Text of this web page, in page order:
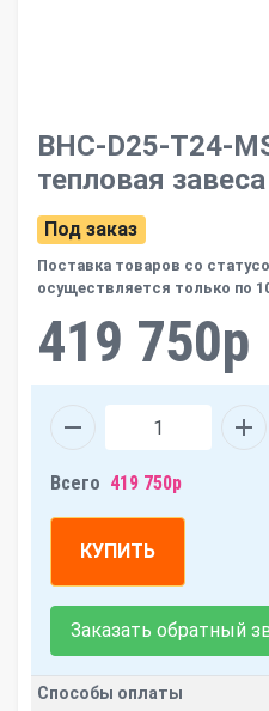
BHC-D25-T24-
тепловая завеса
Под заказ
Поставка товаров со
осуществляется только по
419 750р
Всего 419 750р
КУПИТЬ
Заказать обратный
Способы оплаты